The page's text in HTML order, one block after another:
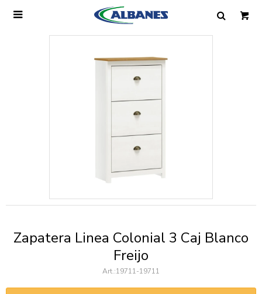

Zapatera Linea Colonial 3 Caj Blanco
Freijo
19711-19711
tengamos stock disponible.
Mensaje